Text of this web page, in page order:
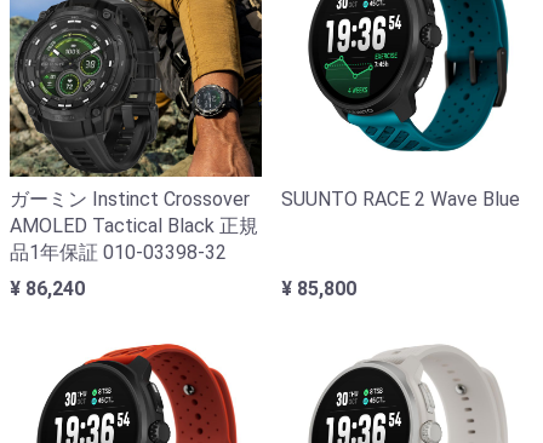
ガーミン Instinct Crossover
AMOLED Tactical Black 正規
品1年保証 010-03398-32
¥ 86,240
SUUNTO RACE 2 Wave Blue
¥ 85,800